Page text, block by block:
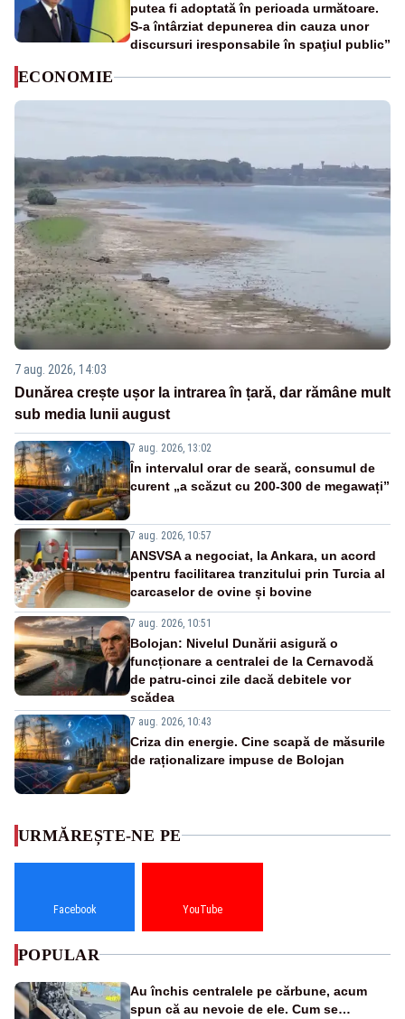
putea fi adoptată în perioada următoare.
S-a întârziat depunerea din cauza unor
discursuri iresponsabile în spaţiul public”
ECONOMIE
7 aug. 2026, 14:03
Dunărea crește ușor la intrarea în țară, dar rămâne mult
sub media lunii august
7 aug. 2026, 13:02
În intervalul orar de seară, consumul de
curent „a scăzut cu 200-300 de megawați”
7 aug. 2026, 10:57
ANSVSA a negociat, la Ankara, un acord
pentru facilitarea tranzitului prin Turcia al
carcaselor de ovine și bovine
7 aug. 2026, 10:51
Bolojan: Nivelul Dunării asigură o
funcționare a centralei de la Cernavodă
de patru-cinci zile dacă debitele vor
scădea
7 aug. 2026, 10:43
Criza din energie. Cine scapă de măsurile
de raționalizare impuse de Bolojan
URMĂREȘTE-NE PE
Facebook YouTube
POPULAR
Au închis centralele pe cărbune, acum
spun că au nevoie de ele. Cum se